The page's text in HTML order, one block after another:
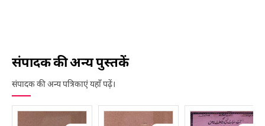
संपादक की अन्य पुस्तकें
संपादक की अन्य पत्रिकाएं यहाँ पढ़ें।